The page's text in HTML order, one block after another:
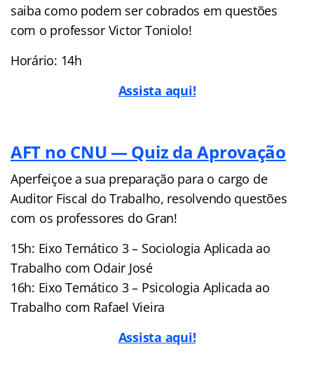
saiba como podem ser cobrados em questões
com o professor Victor Toniolo!
Horário: 14h
Assista aqui!
AFT no CNU — Quiz da Aprovação
Aperfeiçoe a sua preparação para o cargo de
Auditor Fiscal do Trabalho, resolvendo questões
com os professores do Gran!
15h: Eixo Temático 3 – Sociologia Aplicada ao
Trabalho com Odair José
16h: Eixo Temático 3 – Psicologia Aplicada ao
Trabalho com Rafael Vieira
Assista aqui!